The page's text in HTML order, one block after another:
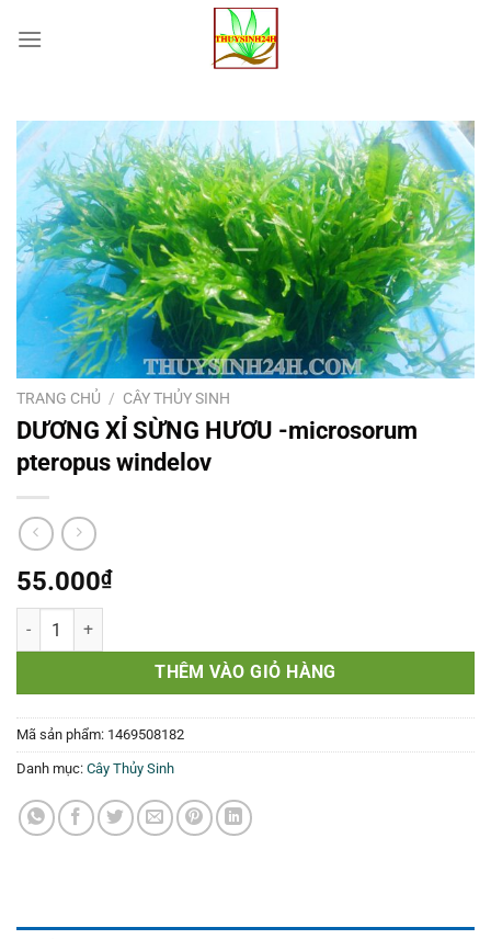
đến
TRANG CHỦ / CÂY THỦY SINH
DƯƠNG XỈ SỪNG HƯƠU -microsorum
pteropus windelov
55.000₫
DƯƠNG XỈ SỪNG HƯƠU -microsorum pteropus windelov số lượng
THÊM VÀO GIỎ HÀNG
Mã sản phẩm: 1469508182
Danh mục: Cây Thủy Sinh